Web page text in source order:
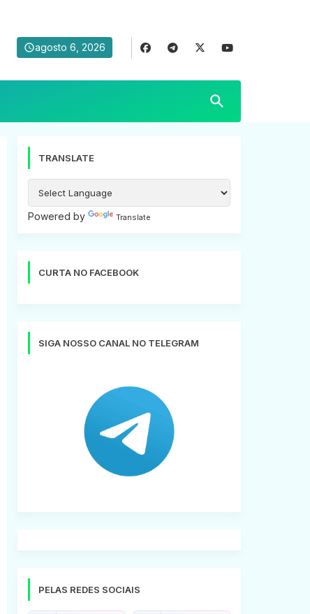
agosto 6, 2026
TRANSLATE
Powered by Translate
CURTA NO FACEBOOK
SIGA NOSSO CANAL NO TELEGRAM
PELAS REDES SOCIAIS